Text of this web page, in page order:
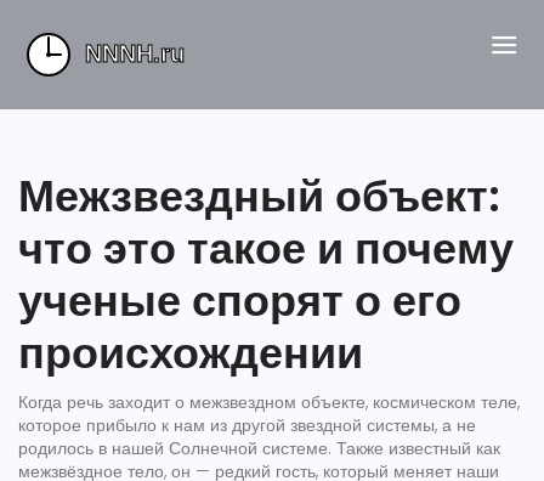
Межзвездный объект:
что это такое и почему
ученые спорят о его
происхождении
Когда речь заходит о межзвездном объекте, космическом теле,
которое прибыло к нам из другой звездной системы, а не
родилось в нашей Солнечной системе. Также известный как
межзвёздное тело, он — редкий гость, который меняет наши